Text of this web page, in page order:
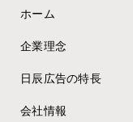
ホーム
企業理念
日辰広告の特長
会社情報